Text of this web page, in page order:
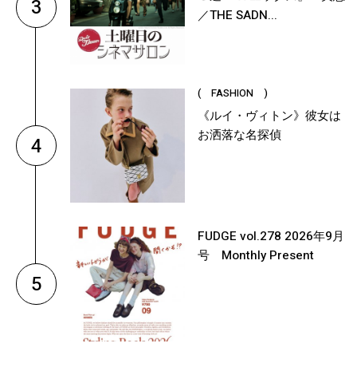
3
／THE SADN...
4
( FASHION )
《ルイ・ヴィトン》彼女は
お洒落な名探偵
5
FUDGE vol.278 2026年9月
号 Monthly Present